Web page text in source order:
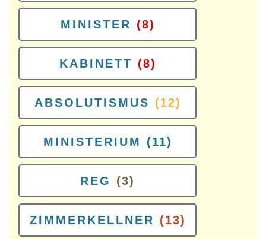
MINISTER (8)
KABINETT (8)
ABSOLUTISMUS (12)
MINISTERIUM (11)
REG (3)
ZIMMERKELLNER (13)